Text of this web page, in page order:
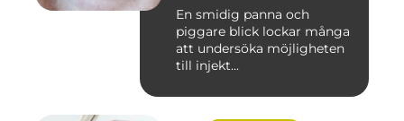
En smidig panna och
piggare blick lockar många
att undersöka möjligheten
till injekt...